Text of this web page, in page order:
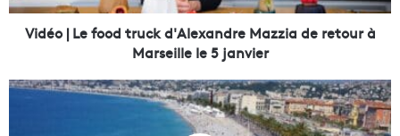
f
t
Vidéo | Le food truck d'Alexandre Mazzia de retour à
Marseille le 5 janvier
A